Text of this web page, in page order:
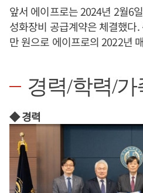
앞서 에이프로는 2024년 2월6
성화장비 공급계약은 체결했다
만 원으로 에이프로의 2022년
경력/학력/가
◆ 경력